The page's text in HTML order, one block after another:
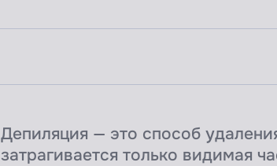
Депиляция — это способ
затрагивается только видимая